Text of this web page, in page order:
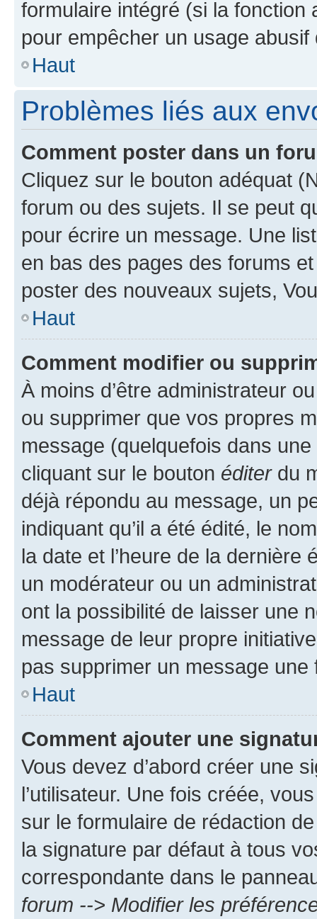
formulaire intégré (si la fonction
pour empêcher un usage
Haut
Problèmes liés aux
Comment poster dans un
Cliquez sur le bouton adéquat
forum ou des sujets. Il se peut
pour écrire un message. Une
en bas des pages des forums
poster des nouveaux sujets,
Haut
Comment modifier ou
À moins d’être administrateur
ou supprimer que vos propres
message (quelquefois dans
cliquant sur le bouton éditerdu
déjà répondu au message, un
indiquant qu’il a été édité, le
la date et l’heure de la dernière
un modérateur ou un
ont la possibilité de laisser une
message de leur propre
pas supprimer un message une
Haut
Comment ajouter une
Vous devez d’abord créer une
l’utilisateur. Une fois créée,
sur le formulaire de rédaction
la signature par défaut à tous
correspondante dans le
forum --> Modifier les